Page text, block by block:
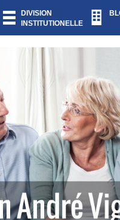
DIVISION
INSTITUTIONELLE